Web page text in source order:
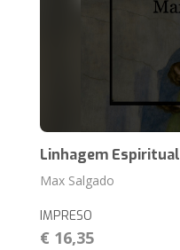
Linhagem Espiritual
Max Salgado
IMPRESO
€ 16,35